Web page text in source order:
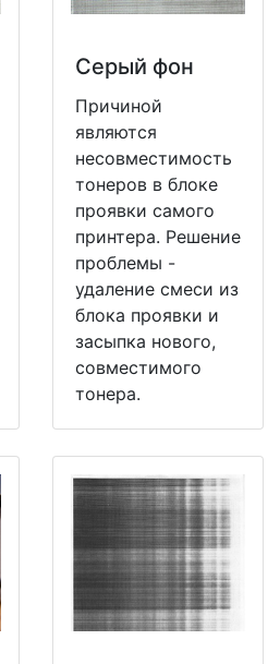
Серый фон
Причиной
являются
несовместимость
тонеров в блоке
проявки самого
принтера. Решение
проблемы -
удаление смеси из
блока проявки и
засыпка нового,
совместимого
тонера.